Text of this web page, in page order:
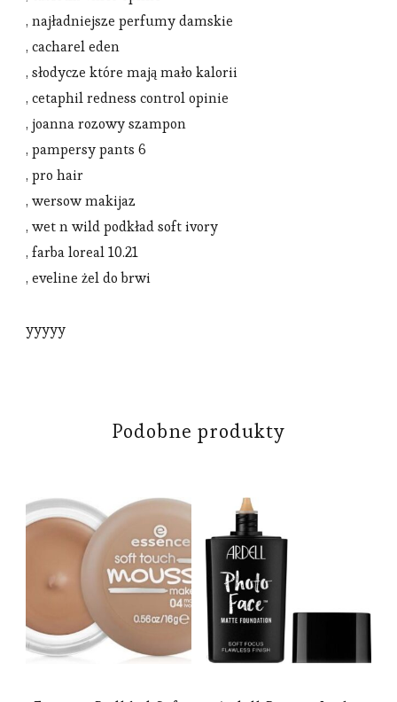
, najładniejsze perfumy damskie
, cacharel eden
, słodycze które mają mało kalorii
, cetaphil redness control opinie
, joanna rozowy szampon
, pampersy pants 6
, pro hair
, wersow makijaz
, wet n wild podkład soft ivory
, farba loreal 10.21
, eveline żel do brwi
yyyyy
Podobne produkty